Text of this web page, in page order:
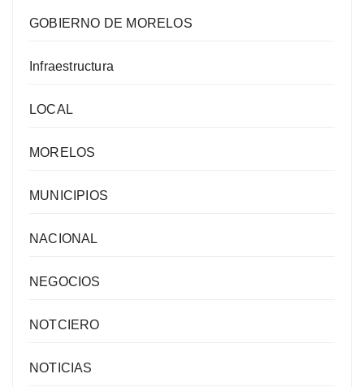
GOBIERNO DE MORELOS
Infraestructura
LOCAL
MORELOS
MUNICIPIOS
NACIONAL
NEGOCIOS
NOTCIERO
NOTICIAS